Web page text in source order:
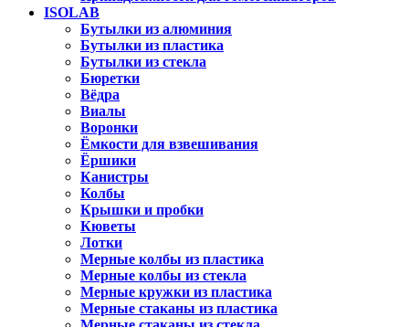
ISOLAB
Бутылки из алюминия
Бутылки из пластика
Бутылки из стекла
Бюретки
Вёдра
Виалы
Воронки
Ёмкости для взвешивания
Ёршики
Канистры
Колбы
Крышки и пробки
Кюветы
Лотки
Мерные колбы из пластика
Мерные колбы из стекла
Мерные кружки из пластика
Мерные стаканы из пластика